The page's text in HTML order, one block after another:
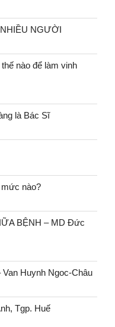
NGƯỜI
nào để làm vinh
là Bác Sĩ
mức nào?
BỆNH – MD Đức
Huynh Ngoc-Châu
Tgp. Huế